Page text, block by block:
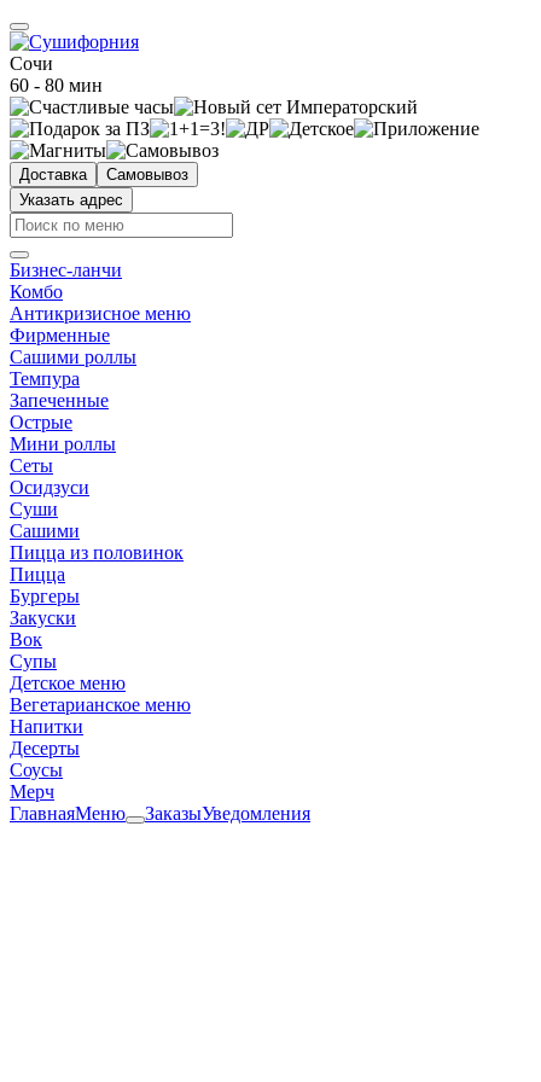
Сочи
60 - 80 мин
Доставка
Самовывоз
Указать адрес
Бизнес-ланчи
Комбо
Антикризисное меню
Фирменные
Сашими роллы
Темпура
Запеченные
Острые
Мини роллы
Сеты
Осидзуси
Суши
Сашими
Пицца из половинок
Пицца
Бургеры
Закуски
Вок
Супы
Детское меню
Вегетарианское меню
Напитки
Десерты
Соусы
Мерч
ГлавнаяМеню ЗаказыУведомления